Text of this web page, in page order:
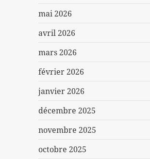
mai 2026
avril 2026
mars 2026
février 2026
janvier 2026
décembre 2025
novembre 2025
octobre 2025